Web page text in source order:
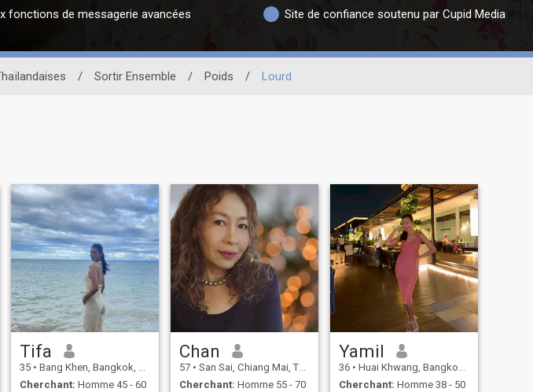
fonctions de messagerie avancées Site de confiance soutenu par Cupid Media
/ Sortir Ensemble / Poids / Lourd
Tifa
35 • Bang Khen, Bangkok, Thailande
Cherchant: Homme 45 - 60
Chan
57 • San Sai, Chiang Mai, Thailande
Cherchant: Homme 55 - 70
Yamil
36 • Huai Khwang, Bangkok, Thailande
Cherchant: Homme 38 - 50